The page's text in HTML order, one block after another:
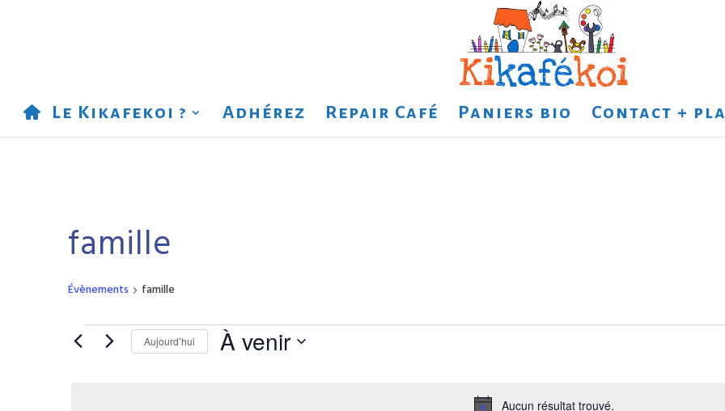
Le Kikafekoi ? Adhérez Repair Café Paniers bio Contact +
famille
Évènements famille
Évènements
Aucun résultat trouvé.
Aujourd’hui À venir